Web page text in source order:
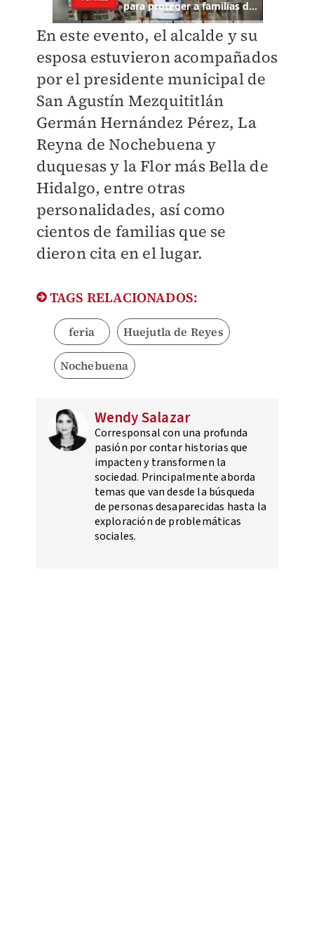
En este evento, el alcalde y su
esposa estuvieron acompañados
por el presidente municipal de
San Agustín Mezquititlán
Germán Hernández Pérez, La
Reyna de Nochebuena y
duquesas y la Flor más Bella de
Hidalgo, entre otras
personalidades, así como
cientos de familias que se
dieron cita en el lugar.
TAGS RELACIONADOS:
feria Huejutla de Reyes
Nochebuena
Wendy Salazar
Corresponsal con una profunda
pasión por contar historias que
impacten y transformen la
sociedad. Principalmente aborda
temas que van desde la búsqueda
de personas desaparecidas hasta la
exploración de problemáticas
sociales.